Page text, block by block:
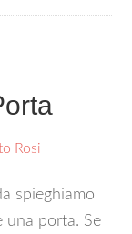
Rosi
spieghiamo
una porta. Se